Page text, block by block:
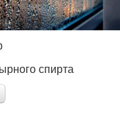
спирта